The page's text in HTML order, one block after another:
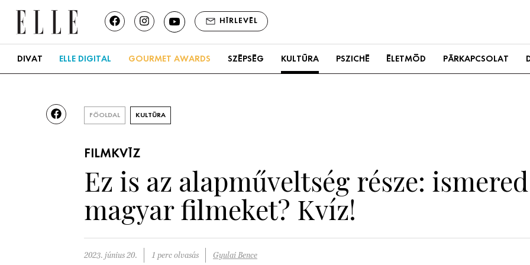
HÍRLEVÉL
DIVAT ELLE DIGITAL GOURMET AWARDS SZÉPSÉG KULTÚRA PSZICHÉ ÉLETMÓD PÁRKAPCSOLAT
FŐOLDAL KULTÚRA
FILMKVÍZ
Ez is az alapműveltség része:
magyar filmeket? Kvíz!
2023. június 20. 1 perc olvasás Gyulai Bence